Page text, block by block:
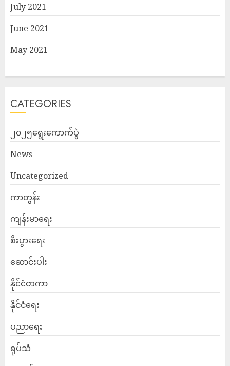
July 2021
June 2021
May 2021
CATEGORIES
၂၀၂၅ရွေးကောက်ပွဲ
News
Uncategorized
ကာတွန်း
ကျန်းမာရေး
စီးပွားရေး
ဆောင်းပါး
နိုင်ငံတကာ
နိုင်ငံရေး
ပညာရေး
ရုပ်သံ